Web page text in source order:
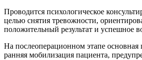
Проводится психологическое
целью снятия тревожности,
положительный результат и успешное
На послеоперационном этапе основная
ранняя мобилизация пациента,